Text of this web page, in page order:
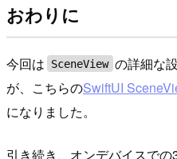
おわりに
今回は SceneView の詳細な
が、こちらのSwiftUI
になりました。
引き続き、オンデバイスで